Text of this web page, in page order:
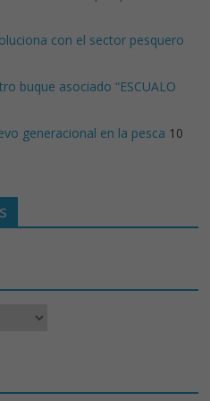
con el sector pesquero
buque asociado “ESCUALO
generacional en la pesca 10